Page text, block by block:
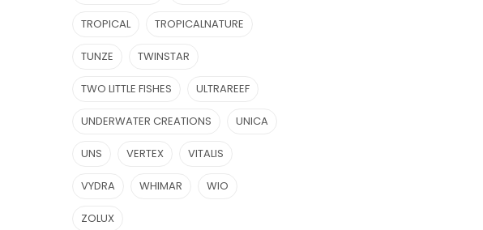
TROPICAL TROPICALNATURE
TUNZE TWINSTAR
TWO LITTLE FISHES ULTRAREEF
UNDERWATER CREATIONS UNICA
UNS VERTEX VITALIS
VYDRA WHIMAR WIO
ZOLUX